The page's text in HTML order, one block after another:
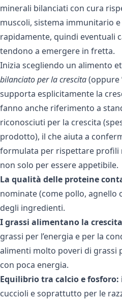
minerali bilanciati con cura
muscoli, sistema immunitario
rapidamente, quindi eventuali
tendono a emergere in fretta.
Inizia scegliendo un alimento
bilanciato per la crescita(oppure
supporta esplicitamente la
fanno anche riferimento a
riconosciuti per la crescita
prodotto), il che aiuta a
formulata per rispettare profili
non solo per essere appetibile.
La qualità delle proteine
nominate (come pollo, agnello
degli ingredienti.
I grassi alimentano la
grassi per l’energia e per la
alimenti molto poveri di grassi
con poca energia.
Equilibrio tra calcio e fosforo:
cuccioli e soprattutto per le